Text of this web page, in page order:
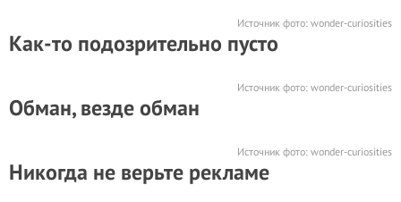
Источник фото: wonder-curiosities
Как-то подозрительно пусто
Источник фото: wonder-curiosities
Обман, везде обман
Источник фото: wonder-curiosities
Никогда не верьте рекламе